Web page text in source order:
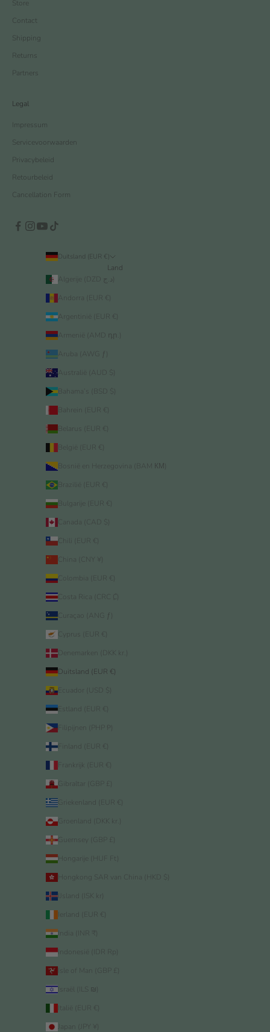
Store
Contact
Shipping
Returns
Partners
Legal
Impressum
Servicevoorwaarden
Privacybeleid
Retourbeleid
Cancellation Form
Duitsland (EUR €)
Land
Andorra (EUR €)
Argentinië (EUR €)
Armenië (AMD դր.)
Aruba (AWG ƒ)
Australië (AUD $)
Bahama’s (BSD $)
Bahrein (EUR €)
Belarus (EUR €)
België (EUR €)
Bosnië en Herzegovina (BAM КМ)
Brazilië (EUR €)
Bulgarije (EUR €)
Canada (CAD $)
Chili (EUR €)
China (CNY ¥)
Colombia (EUR €)
Costa Rica (CRC ₡)
Curaçao (ANG ƒ)
Cyprus (EUR €)
Denemarken (DKK kr.)
Duitsland (EUR €)
Ecuador (USD $)
Estland (EUR €)
Filipijnen (PHP ₱)
Finland (EUR €)
Frankrijk (EUR €)
Gibraltar (GBP £)
Griekenland (EUR €)
Groenland (DKK kr.)
Guernsey (GBP £)
Hongarije (HUF Ft)
Hongkong SAR van China (HKD $)
IJsland (ISK kr)
Ierland (EUR €)
India (INR ₹)
Indonesië (IDR Rp)
Isle of Man (GBP £)
Israël (ILS ₪)
Italië (EUR €)
Japan (JPY ¥)